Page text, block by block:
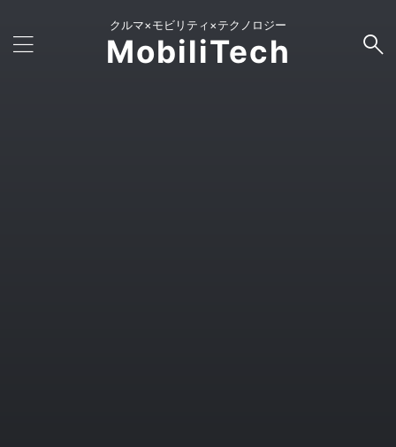
クルマ×モビリティ×テクノロジー
MobiliTech